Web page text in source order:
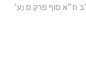
ח״א סוף פרק ס (ע׳